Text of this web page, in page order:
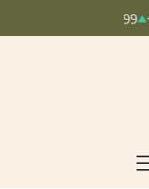
+ 0.29 (+0.23%)